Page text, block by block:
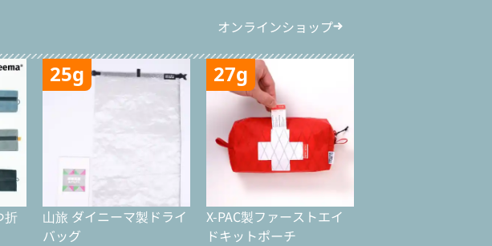
オンラインショップ
折
25g
山旅 ダイニーマ製ドライ
バッグ
27g
X-PAC製ファーストエイ
ドキットポーチ